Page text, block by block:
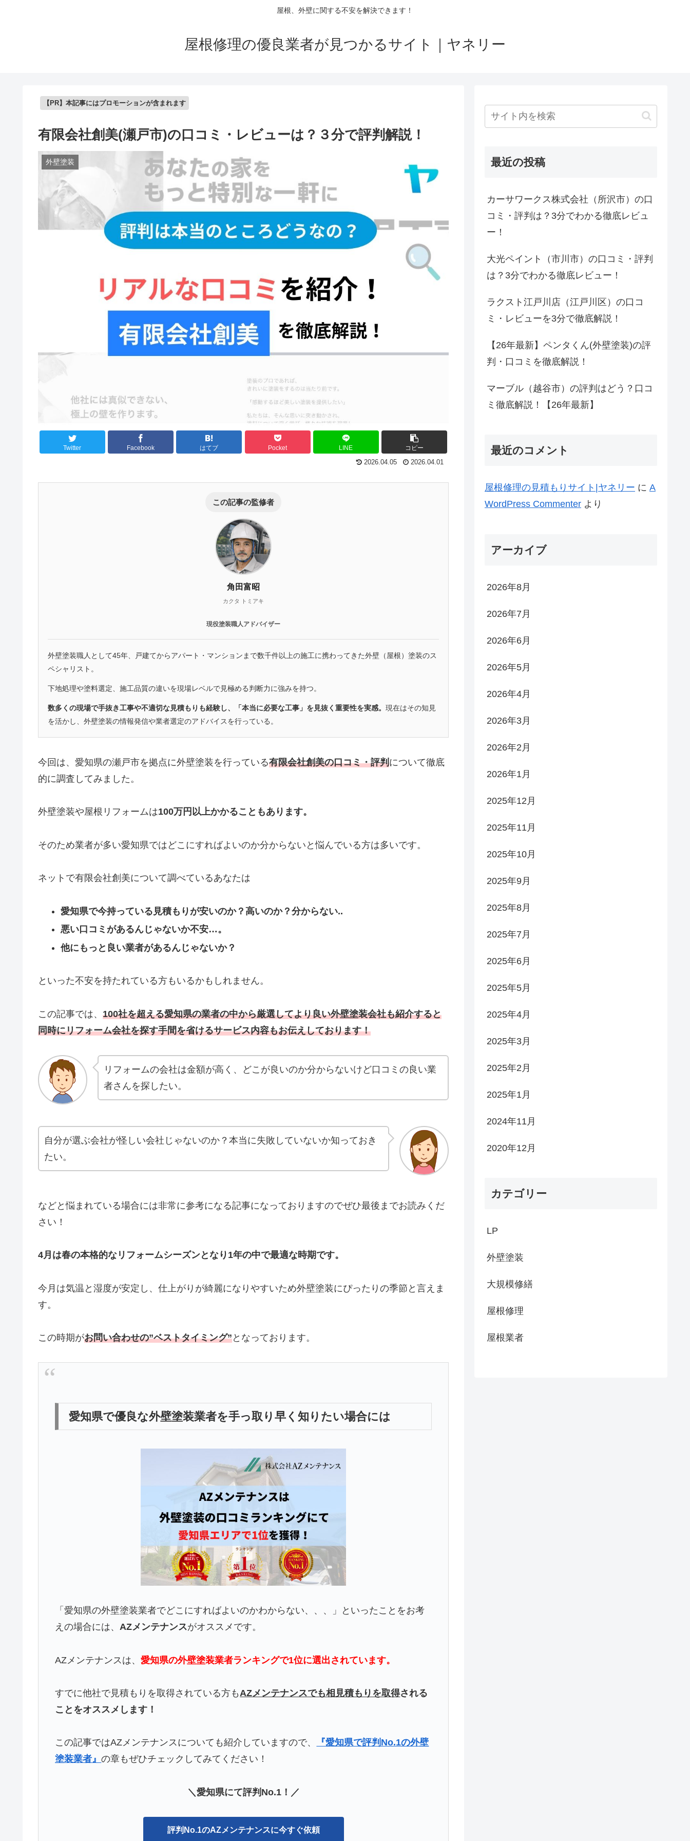
屋根、外壁に関する不安を解決できます！
屋根修理の優良業者が見つかるサイト｜ヤネリー
【PR】本記事にはプロモーションが含まれます
有限会社創美(瀬戸市)の口コミ・レビューは？３分で評判解説！
外壁塗装
Twitter Facebook はてブ Pocket LINE コピー
2026.04.05 2026.04.01
この記事の監修者
角田富昭
カクタ トミアキ
現役塗装職人アドバイザー
外壁塗装職人として45年、戸建てからアパート・マンションまで数千件以上の施工に携わってきた外壁（屋根）塗装のス
ペシャリスト。
下地処理や塗料選定、施工品質の違いを現場レベルで見極める判断力に強みを持つ。
数多くの現場で手抜き工事や不適切な見積もりも経験し、「本当に必要な工事」を見抜く重要性を実感。 現在はその知見
を活かし、外壁塗装の情報発信や業者選定のアドバイスを行っている。
今回は、愛知県の瀬戸市を拠点に外壁塗装を行っている有限会社創美の口コミ・評判について徹底
的に調査してみました。
外壁塗装や屋根リフォームは100万円以上かかることもあります。
そのため業者が多い愛知県ではどこにすればよいのか分からないと悩んでいる方は多いです。
ネットで有限会社創美について調べているあなたは
愛知県で今持っている見積もりが安いのか？高いのか？分からない..
悪い口コミがあるんじゃないか不安…。
他にもっと良い業者があるんじゃないか？
といった不安を持たれている方もいるかもしれません。
この記事では、 100社を超える愛知県の業者の中から厳選してより良い外壁塗装会社も紹介すると
同時にリフォーム会社を探す手間を省けるサービス内容もお伝えしております！
リフォームの会社は金額が高く、どこが良いのか分からないけど口コミの良い業
者さんを探したい。
自分が選ぶ会社が怪しい会社じゃないのか？本当に失敗していないか知っておき
たい。
などと悩まれている場合には非常に参考になる記事になっておりますのでぜひ最後までお読みくだ
さい！
4月は春の本格的なリフォームシーズンとなり1年の中で最適な時期です。
今月は気温と湿度が安定し、仕上がりが綺麗になりやすいため外壁塗装にぴったりの季節と言えま
す。
この時期がお問い合わせの”ベストタイミング”となっております。
愛知県で優良な外壁塗装業者を手っ取り早く知りたい場合には
「愛知県の外壁塗装業者でどこにすればよいのかわからない、、、」といったことをお考
えの場合には、AZメンテナンスがオススメです。
AZメンテナンスは、愛知県の外壁塗装業者ランキングで1位に選出されています。
すでに他社で見積もりを取得されている方もAZメンテナンスでも相見積もりを取得される
ことをオススメします！
この記事ではAZメンテナンスについても紹介していますので、
『愛知県で評判No.1の外壁
塗装業者』の章もぜひチェックしてみてください！
＼愛知県にて評判No.1！／
評判No.1のAZメンテナンスに今すぐ依頼
最近の投稿
カーサワークス株式会社（所沢市）の口
コミ・評判は？3分でわかる徹底レビュ
ー！
大光ペイント（市川市）の口コミ・評判
は？3分でわかる徹底レビュー！
ラクスト江戸川店（江戸川区）の口コ
ミ・レビューを3分で徹底解説！
【26年最新】ペンタくん(外壁塗装)の評
判・口コミを徹底解説！
マーブル（越谷市）の評判はどう？口コ
ミ徹底解説！【26年最新】
最近のコメント
屋根修理の見積もりサイト|ヤネリー に A
WordPress Commenter より
アーカイブ
2026年8月
2026年7月
2026年6月
2026年5月
2026年4月
2026年3月
2026年2月
2026年1月
2025年12月
2025年11月
2025年10月
2025年9月
2025年8月
2025年7月
2025年6月
2025年5月
2025年4月
2025年3月
2025年2月
2025年1月
2024年11月
2020年12月
カテゴリー
LP
外壁塗装
大規模修繕
屋根修理
屋根業者